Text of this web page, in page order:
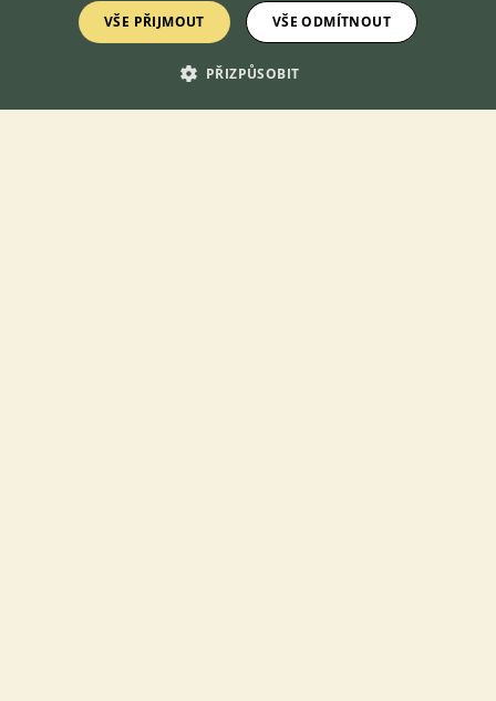
(Nymfy 3-6 sv.) Phaeophilacris bredoides - 10ks/ 200Kč (Nymfy
3-6 sv.) Osobní odběr u mě a nebo okolí. Posílám přes Balíkovnu
VŠE PŘIJMOUT VŠE ODMÍTNOUT
PŘIZPŮSOBIT